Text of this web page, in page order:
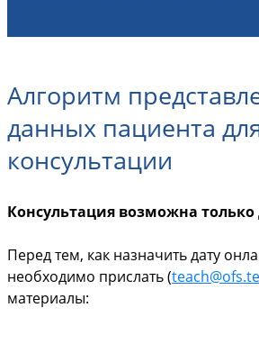
Алгоритм
данных пациента
консультации
Консультация возможна только
Перед тем, как назначить дату
необходимо прислать (
материалы: